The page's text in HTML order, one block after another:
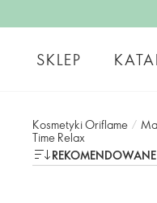
SKLEP
Kosmetyki Oriflame /
Time Relax
REKOMENDOWANE